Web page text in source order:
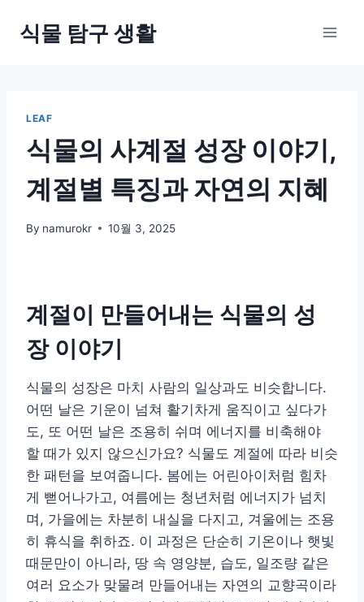
식물 탐구 생활
LEAF
식물의 사계절 성장 이야기,
계절별 특징과 자연의 지혜
By namurokr 10월 3, 2025
계절이 만들어내는 식물의 성
장 이야기
식물의 성장은 마치 사람의 일상과도 비슷합니다.
어떤 날은 기운이 넘쳐 활기차게 움직이고 싶다가
도, 또 어떤 날은 조용히 쉬며 에너지를 비축해야
할 때가 있지 않으신가요? 식물도 계절에 따라 비슷
한 패턴을 보여줍니다. 봄에는 어린아이처럼 힘차
게 뻗어나가고, 여름에는 청년처럼 에너지가 넘치
며, 가을에는 차분히 내실을 다지고, 겨울에는 조용
히 휴식을 취하죠. 이 과정은 단순히 기온이나 햇빛
때문만이 아니라, 땅 속 영양분, 습도, 일조량 같은
여러 요소가 맞물려 만들어내는 자연의 교향곡이라